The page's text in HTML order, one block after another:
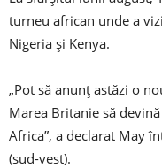
turneu african unde a
Nigeria şi Kenya.
„Pot să anunţ astăzi o
Marea Britanie să
Africa”, a declarat May
(sud-vest).